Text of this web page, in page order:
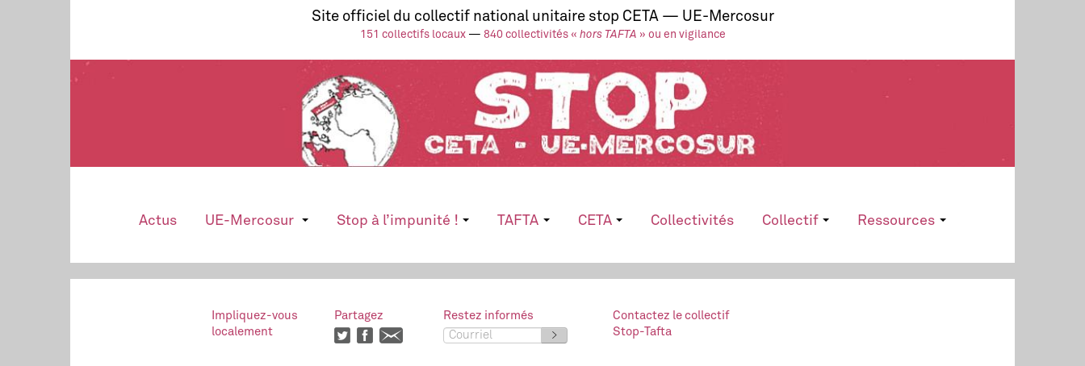
Site officiel du collectif national unitaire stop CETA — UE-Mercosur
151 collectifs locaux— 840 collectivités « hors TAFTA » ou en vigilance
Actus UE-Mercosur Stop à l’impunité ! TAFTA CETA Collectivités Collectif Ressources
Impliquez-vous
localement
Partagez
Restez informés
>
Contactez le collectif
Stop-Tafta